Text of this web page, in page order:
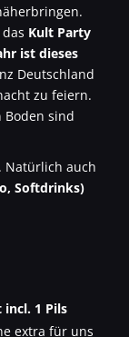
Kult Party
ist dieses
Deutschland
zu feiern.
sind
Natürlich auch
Softdrinks)
incl. 1 Pils
extra für uns